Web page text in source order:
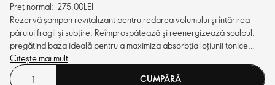
Preț normal: 275,00LEI
Rezervă șampon revitalizant pentru redarea volumului şi întărirea
părului fragil şi subţire. Reîmprospătează şi reenergizează scalpul,
pregătind baza ideală pentru a maximiza absorbţia loţiunii tonice
pentru scalp, reducând căderea părului.
Citește mai mult
CUMPĂRĂ